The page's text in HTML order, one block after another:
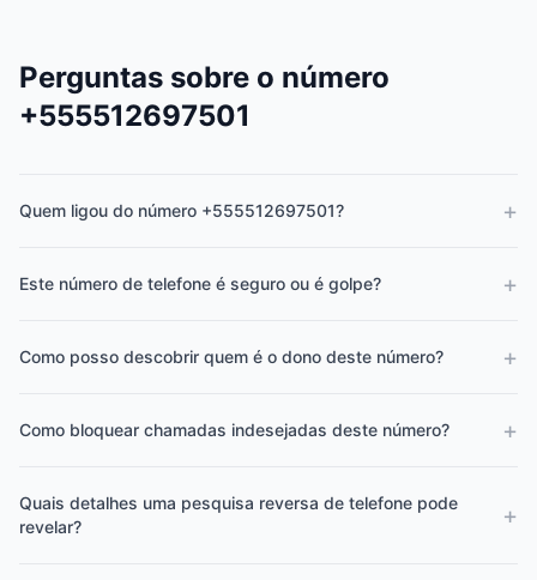
Perguntas sobre o número
+555512697501
Quem ligou do número +555512697501? +
Este número de telefone é seguro ou é golpe? +
Como posso descobrir quem é o dono deste número? +
Como bloquear chamadas indesejadas deste número? +
Quais detalhes uma pesquisa reversa de telefone pode
revelar?
+